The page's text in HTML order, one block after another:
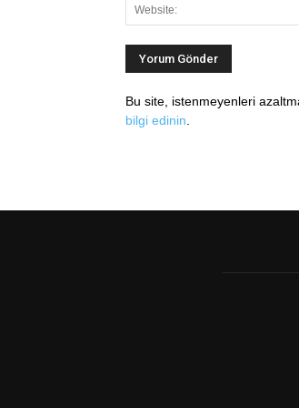
Bu site, istenmeyenleri
bilgi edinin